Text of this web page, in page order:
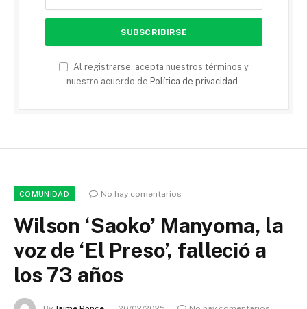
Al registrarse, acepta nuestros términos y
nuestro acuerdo de Política de privacidad .
COMUNIDAD No hay comentarios
Wilson ‘Saoko’ Manyoma, la
voz de ‘El Preso’, falleció a
los 73 años